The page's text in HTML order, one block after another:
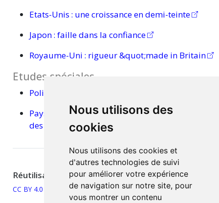
Nous utilisons des
cookies
Nous utilisons des cookies et
d'autres technologies de suivi
pour améliorer votre expérience
de navigation sur notre site, pour
vous montrer un contenu
Etats-Unis : une croissance en demi-teinte
Japon : faille dans la confiance
Royaume-Uni : rigueur &quot;made in Britain
Etudes spéciales
Politiques
Pays
émergents :afflux de capitaux et envolée
des prix des matières premières
Réutilisation
CC BY 4.0